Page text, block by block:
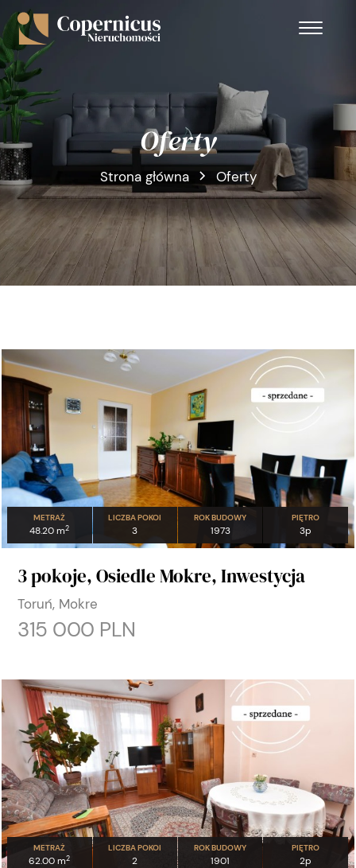
Oferty
Strona główna Oferty
METRAŻ
48.20 m2
LICZBA POKOI
3
ROK BUDOWY
1973
PIĘTRO
3p
3 pokoje, Osiedle Mokre, Inwestycja
Toruń, Mokre
315 000 PLN
METRAŻ
62.00 m2
LICZBA POKOI
2
ROK BUDOWY
1901
PIĘTRO
2p